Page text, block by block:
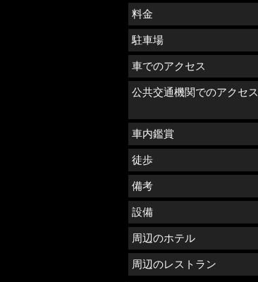
料金
駐車場
車でのアクセス
公共交通機関でのアクセス
車内鑑賞
徒歩
備考
設備
周辺のホテル
周辺のレストラン